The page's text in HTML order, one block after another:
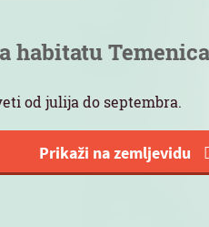
habitatu Temenica
od julija do septembra.
Prikaži na zemljevidu